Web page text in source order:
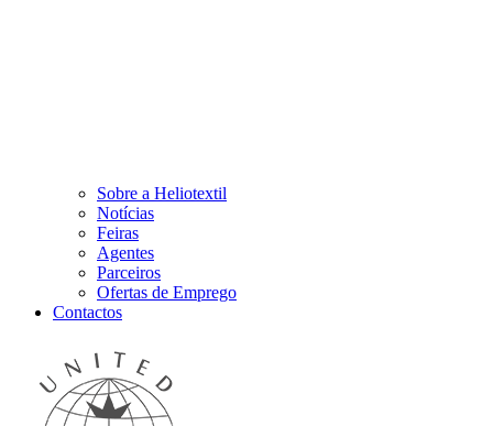
Sobre a Heliotextil
Notícias
Feiras
Agentes
Parceiros
Ofertas de Emprego
Contactos